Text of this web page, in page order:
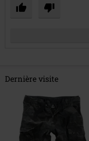
Envoyer le commentaire
Dernière visite